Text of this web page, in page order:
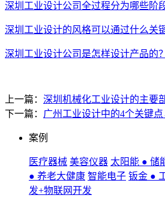
深圳工业设计公司全过程分为哪些阶
深圳工业设计的风格可以通过什么关
深圳工业设计公司是怎样设计产品的？
上一篇： 深圳机械化工业设计的主要
下一篇： 广州工业设计中的4个关键点
案例
医疗器械 美容仪器 太阳能 ● 储
● 养老大健康 智能电子 钣金 ●
发+物联网开发